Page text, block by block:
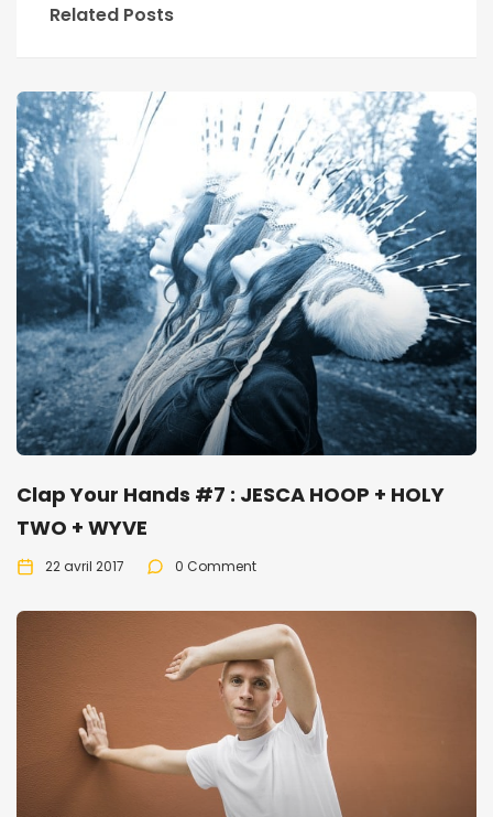
Related Posts
Clap Your Hands #7 : JESCA HOOP + HOLY
TWO + WYVE
22 avril 2017 0 Comment